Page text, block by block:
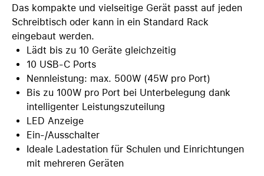
Das kompakte und vielseitige Gerät passt auf jeden
Schreibtisch oder kann in ein Standard Rack
eingebaut werden.
Lädt bis zu 10 Geräte gleichzeitig
10 USB-C Ports
Nennleistung: max. 500W (45W pro Port)
Bis zu 100W pro Port bei Unterbelegung dank
intelligenter Leistungszuteilung
LED Anzeige
Ein-/Ausschalter
Ideale Ladestation für Schulen und Einrichtungen
mit mehreren Geräten